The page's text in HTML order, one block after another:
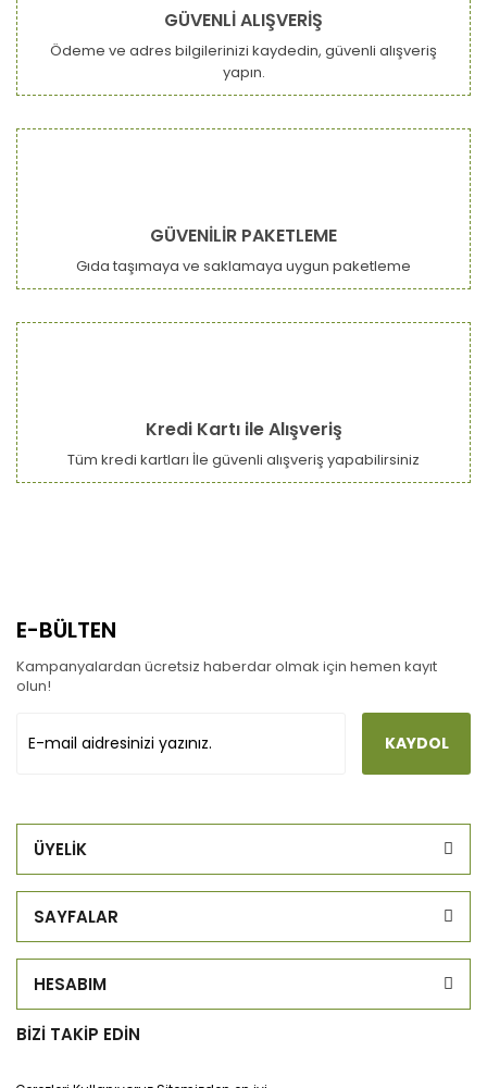
GÜVENLİ ALIŞVERİŞ
Ödeme ve adres bilgilerinizi kaydedin, güvenli alışveriş
yapın.
GÜVENİLİR PAKETLEME
Gıda taşımaya ve saklamaya uygun paketleme
Kredi Kartı ile Alışveriş
Tüm kredi kartları İle güvenli alışveriş yapabilirsiniz
E-BÜLTEN
Kampanyalardan ücretsiz haberdar olmak için hemen kayıt
olun!
KAYDOL
ÜYELİK
SAYFALAR
HESABIM
BİZİ TAKİP EDİN